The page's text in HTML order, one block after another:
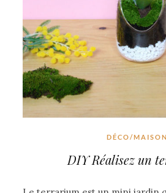
DÉCO/MAISON
DIY Réalisez un